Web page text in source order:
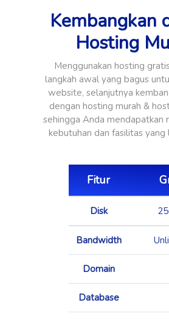
Kembangkan
Hosting
Menggunakan hosting
langkah awal yang bagus
website, selanjutnya
dengan hosting murah &
sehingga Anda mendapatkan
kebutuhan dan fasilitas
Fitur
Disk
Bandwidth
Domain
Database